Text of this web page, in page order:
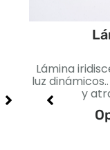
Lámina
luz
y